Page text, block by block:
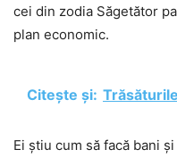
cei din zodia Săgetător
plan economic.
Citește și:
Ei știu cum să facă bani